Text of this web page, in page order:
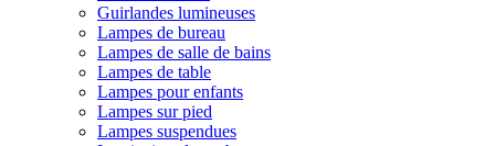
Guirlandes lumineuses
Lampes de bureau
Lampes de salle de bains
Lampes de table
Lampes pour enfants
Lampes sur pied
Lampes suspendues